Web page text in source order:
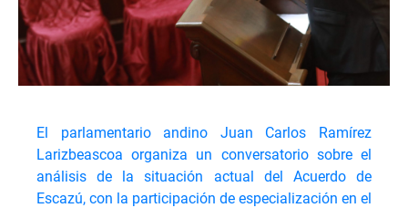
El parlamentario andino Juan Carlos Ramírez
Larizbeascoa organiza un conversatorio sobre el
análisis de la situación actual del Acuerdo de
Escazú, con la participación de especialización en el